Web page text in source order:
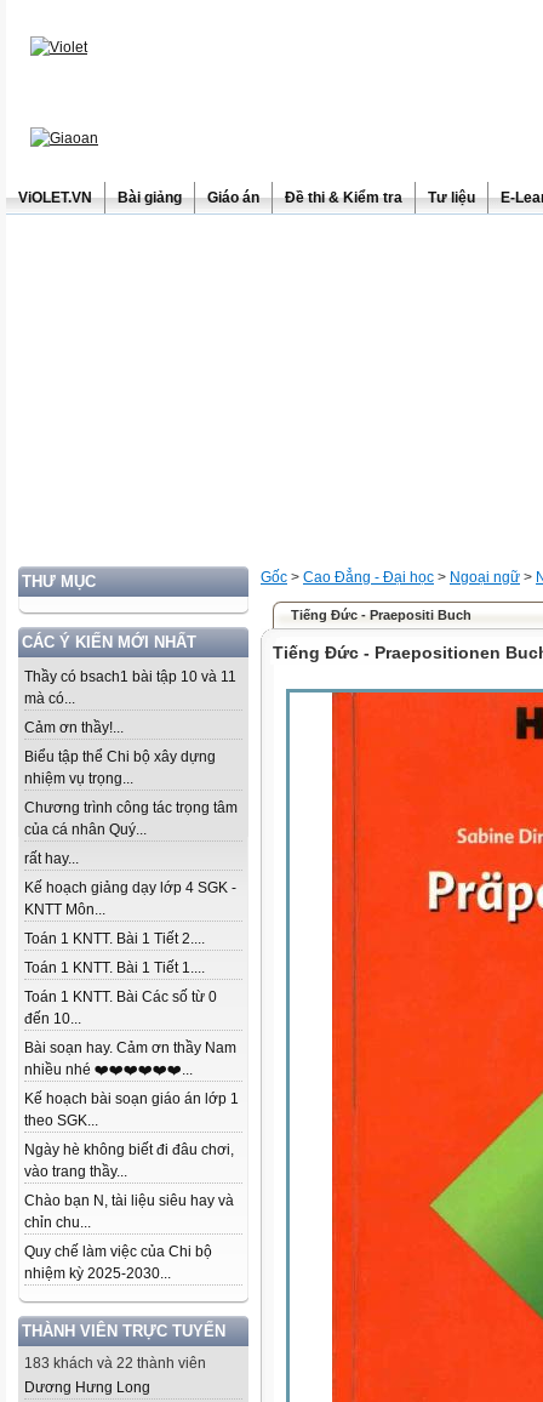
ViOLET.VN Bài giảng Giáo án Đề thi & Kiểm tra Tư liệu E-
THƯ MỤC
CÁC Ý KIẾN MỚI NHẤT
Thầy có bsach1 bài tập 10 và 11
mà có...
Cảm ơn thầy!...
Biểu tập thể Chi bộ xây dựng
nhiệm vụ trọng...
Chương trình công tác trọng tâm
của cá nhân Quý...
rất hay...
Kế hoạch giảng dạy lớp 4 SGK -
KNTT Môn...
Toán 1 KNTT. Bài 1 Tiết 2....
Toán 1 KNTT. Bài 1 Tiết 1....
Toán 1 KNTT. Bài Các số từ 0
đến 10...
Bài soạn hay. Cảm ơn thầy Nam
nhiều nhé ❤️❤️❤️❤️❤️❤️...
Kế hoạch bài soạn giáo án lớp 1
theo SGK...
Ngày hè không biết đi đâu chơi,
vào trang thầy...
Chào bạn N, tài liệu siêu hay và
chỉn chu...
Quy chế làm việc của Chi bộ
nhiệm kỳ 2025-2030...
THÀNH VIÊN TRỰC TUYẾN
183 khách và 22 thành viên
Dương Hưng Long
Gốc > Cao Đẳng - Đại học > Ngoại ngữ >
Tiếng Đức - Praеpositi Buch
Tiếng Đức - Praеpositionen